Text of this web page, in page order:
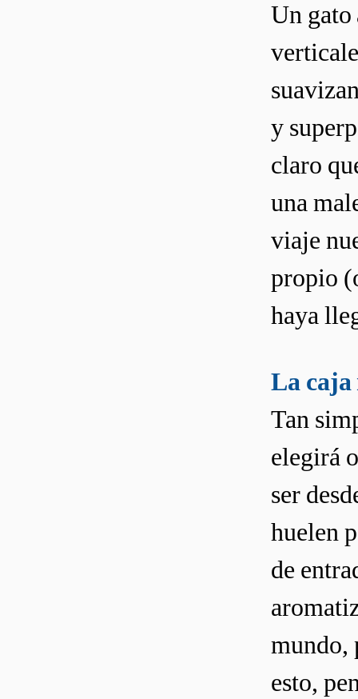
Un gato
y
claro
una
viaje
propio
haya
La caja
Tan
elegirá
ser
huelen
de
mundo,
esto,